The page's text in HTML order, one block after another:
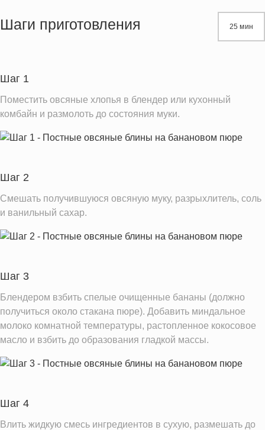
Жиры
Пищевые волокна
Натрий
672.8 мг
Кальций
530.1 мг
Железо
Информация для одной порции
Шаги приготовления 25 мин
Шаг 1
Поместить овсяные хлопья в блендер или кухонный
комбайн и размолоть до состояния муки.
Шаг 2
Смешать получившуюся овсяную муку, разрыхлитель, соль
и ванильный сахар.
Шаг 3
Блендером взбить спелые очищенные бананы (должно
получиться около стакана пюре). Добавить миндальное
молоко комнатной температуры, растопленное кокосовое
масло и взбить до образования гладкой массы.
Шаг 4
Влить жидкую смесь ингредиентов в сухую, размешать до